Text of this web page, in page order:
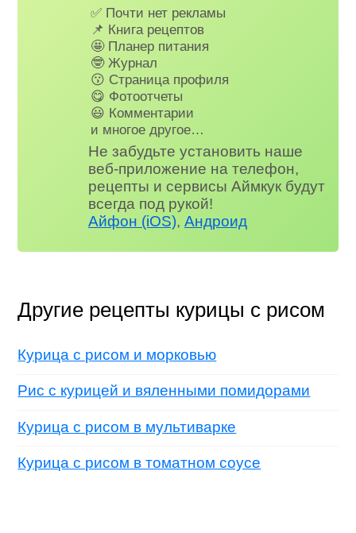
✅ Почти нет рекламы
📌 Книга рецептов
🤩 Планер питания
🤓 Журнал
😗 Страница профиля
😋 Фотоотчеты
😃 Комментарии
и многое другое…
Не забудьте установить наше
веб-приложение на телефон,
рецепты и сервисы Аймкук будут
всегда под рукой!
Айфон (iOS),Андроид
Другие рецепты курицы с рисом
Курица с рисом и морковью
Рис с курицей и вяленными помидорами
Курица с рисом в мультиварке
Курица с рисом в томатном соусе